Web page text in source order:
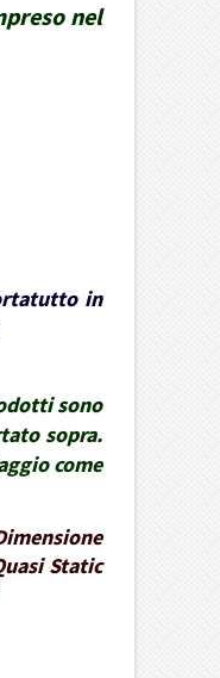
nel
in
sono
sopra.
come
Static